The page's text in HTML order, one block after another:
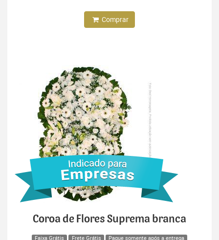
Comprar
Coroa de Flores Suprema branca
Faixa Grátis Frete Grátis Pague somente após a entrega